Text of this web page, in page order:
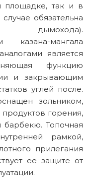
площадке, так и в
обязательна
дымохода).
казана-мангала
является
функцию
и закрывающим
углей после.
зольником,
горения,
барбекю. Топочная
рамкой,
прилегания
ее защите от